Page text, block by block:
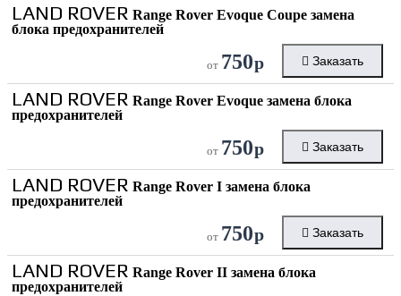
LAND ROVER Range Rover Evoque Coupe замена
блока предохранителей
от 750р Заказать
LAND ROVER Range Rover Evoque замена блока
предохранителей
от 750р Заказать
LAND ROVER Range Rover I замена блока
предохранителей
от 750р Заказать
LAND ROVER Range Rover II замена блока
предохранителей